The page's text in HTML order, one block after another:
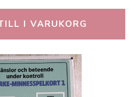
I VARUKORG